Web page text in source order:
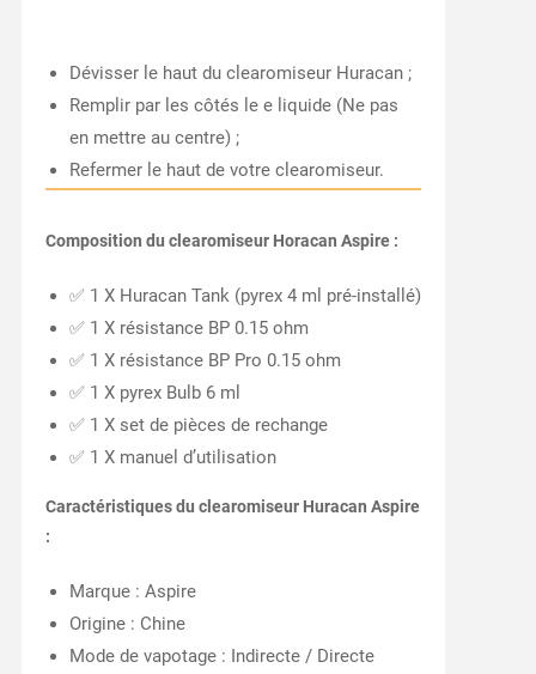
Dévisser le haut du clearomiseur Huracan ;
Remplir par les côtés le e liquide (Ne pas
en mettre au centre) ;
Refermer le haut de votre clearomiseur.
Composition du clearomiseur Horacan Aspire :
✅ 1 X Huracan Tank (pyrex 4 ml pré-installé)
✅ 1 X résistance BP 0.15 ohm
✅ 1 X résistance BP Pro 0.15 ohm
✅ 1 X pyrex Bulb 6 ml
✅ 1 X set de pièces de rechange
✅ 1 X manuel d’utilisation
Caractéristiques du clearomiseur Huracan Aspire
:
Marque : Aspire
Origine : Chine
Mode de vapotage : Indirecte / Directe